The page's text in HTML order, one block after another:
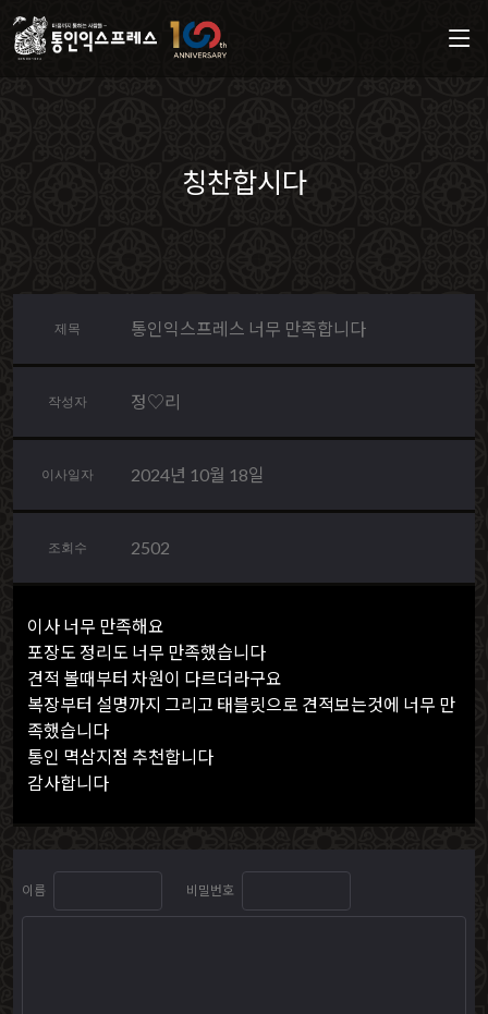
칭찬합시다
제목 통인익스프레스 너무 만족합니다
작성자 정♡리
이사일자 2024년 10월 18일
조회수 2502
이사 너무 만족해요
포장도 정리도 너무 만족했습니다
견적 볼때부터 차원이 다르더라구요
복장부터 설명까지 그리고 태블릿으로 견적보는것에 너무 만
족했습니다
통인 멱삼지점 추천합니다
감사합니다
이름 비밀번호